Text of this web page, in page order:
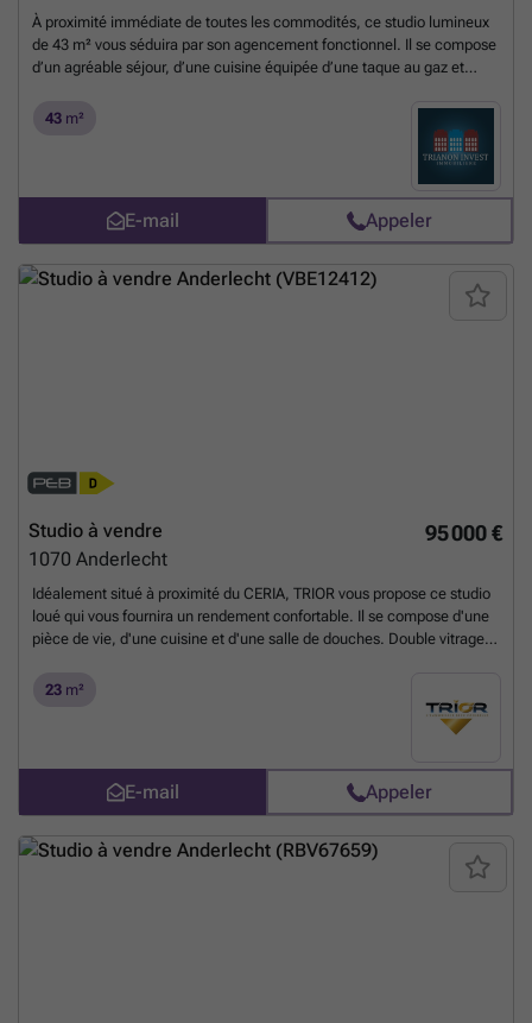
À proximité immédiate de toutes les commodités, ce studio lumineux
de 43 m² vous séduira par son agencement fonctionnel. Il se compose
d’un agréable séjour, d’une cuisine équipée d’une taque au gaz et
: G. Une opportunité à découvrir sans tarder !
En savoir plus ?
43 m²
E-mail Appeler
95 000 €
Studio à vendre
1070 Anderlecht
Idéalement situé à proximité du CERIA, TRIOR vous propose ce studio
loué qui vous fournira un rendement confortable. Il se compose d'une
pièce de vie, d'une cuisine et d'une salle de douches. Double vitrage,
23 m²
E-mail Appeler